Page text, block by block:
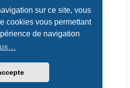
sur ce site, vous
cookies vous permettant
de navigation
© Qiaeru